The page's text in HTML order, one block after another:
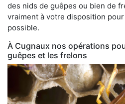
des nids de guêpes ou bien de
vraiment à votre disposition
possible.
À Cugnaux nos opérations
guêpes et les frelons